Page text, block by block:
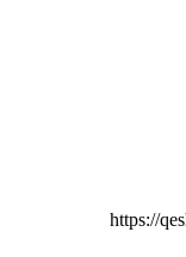
https://